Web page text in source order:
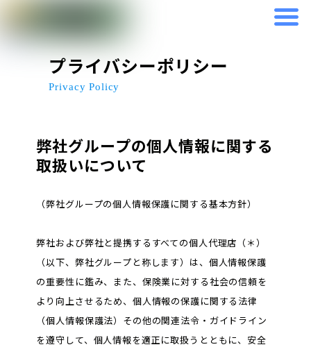
Skip
content
プライバシーポリシー
Privacy Policy
弊社グループの個人情報に関する
取扱いについて
（弊社グループの個人情報保護に関する基本方針）
弊社および弊社と提携するすべての個人代理店（＊）
（以下、弊社グループと称します）は、個人情報保護
の重要性に鑑み、また、保険業に対する社会の信頼を
より向上させるため、個人情報の保護に関する法律
（個人情報保護法）その他の関連法令・ガイドライン
を遵守して、個人情報を適正に取扱うとともに、安全